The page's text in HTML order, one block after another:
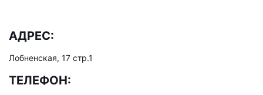
АДРЕС:
Лобненская, 17 стр.1
ТЕЛЕФОН: